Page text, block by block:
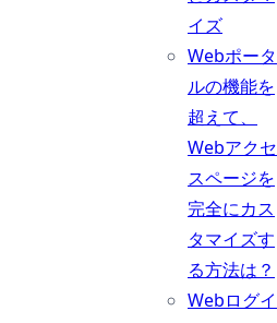
イズ
Webポータ
ルの機能を
超えて、
Webアクセ
スページを
完全にカス
タマイズす
る方法は？
Webログイ